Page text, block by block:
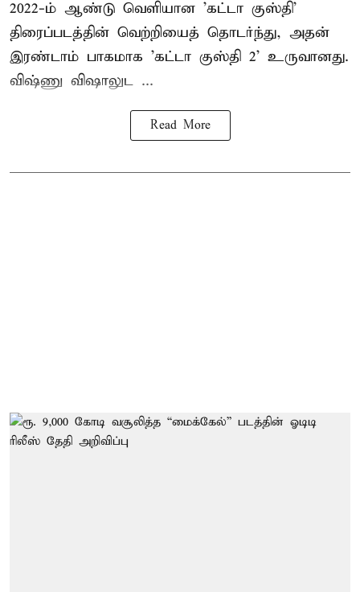
2022-ம் ஆண்டு வெளியான 'கட்டா குஸ்தி'
திரைப்படத்தின் வெற்றியைத் தொடர்ந்து, அதன்
இரண்டாம் பாகமாக 'கட்டா குஸ்தி 2' உருவானது.
விஷ்ணு விஷாலுட ...
Read More